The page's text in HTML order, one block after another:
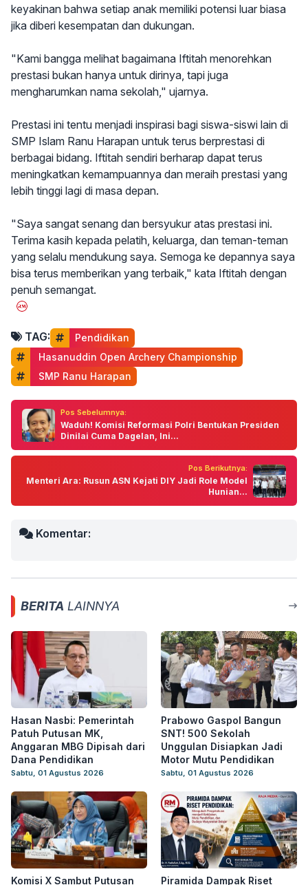
keyakinan bahwa setiap anak memiliki potensi luar biasa
jika diberi kesempatan dan dukungan.
"Kami bangga melihat bagaimana Iftitah menorehkan
prestasi bukan hanya untuk dirinya, tapi juga
mengharumkan nama sekolah," ujarnya.
Prestasi ini tentu menjadi inspirasi bagi siswa-siswi lain di
SMP Islam Ranu Harapan untuk terus berprestasi di
berbagai bidang. Iftitah sendiri berharap dapat terus
meningkatkan kemampuannya dan meraih prestasi yang
lebih tinggi lagi di masa depan.
"Saya sangat senang dan bersyukur atas prestasi ini.
Terima kasih kepada pelatih, keluarga, dan teman-teman
yang selalu mendukung saya. Semoga ke depannya saya
bisa terus memberikan yang terbaik," kata Iftitah dengan
penuh semangat.
TAG:
Pendidikan
Hasanuddin Open Archery Championship
SMP Ranu Harapan
Pos Sebelumnya:
Waduh! Komisi Reformasi Polri Bentukan Presiden
Dinilai Cuma Dagelan, Ini...
Pos Berikutnya:
Menteri Ara: Rusun ASN Kejati DIY Jadi Role Model
Hunian...
Komentar:
BERITA LAINNYA
Hasan Nasbi: Pemerintah
Patuh Putusan MK,
Anggaran MBG Dipisah dari
Dana Pendidikan
Sabtu, 01 Agustus 2026
Prabowo Gaspol Bangun
SNT! 500 Sekolah
Unggulan Disiapkan Jadi
Motor Mutu Pendidikan
Sabtu, 01 Agustus 2026
Komisi X Sambut Putusan Piramida Dampak Riset